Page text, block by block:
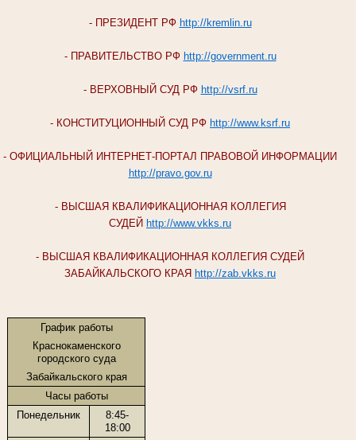
- ПРЕЗИДЕНТ РФ http://kremlin.ru
- ПРАВИТЕЛЬСТВО РФ http://government.ru
- ВЕРХОВНЫЙ СУД РФ http://vsrf.ru
- КОНСТИТУЦИОННЫЙ СУД РФ http://www.ksrf.ru
- ОФИЦИАЛЬНЫЙ ИНТЕРНЕТ-ПОРТАЛ ПРАВОВОЙ ИНФОРМАЦИИ
http://pravo.gov.ru
- ВЫСШАЯ КВАЛИФИКАЦИОННАЯ КОЛЛЕГИЯ
СУДЕЙ http://www.vkks.ru
- ВЫСШАЯ КВАЛИФИКАЦИОННАЯ КОЛЛЕГИЯ СУДЕЙ
ЗАБАЙКАЛЬСКОГО КРАЯ http://zab.vkks.ru
График работы
Краснокаменского
городского суда
Забайкальского края
Часы работы
Понедельник
8:45-
18:00